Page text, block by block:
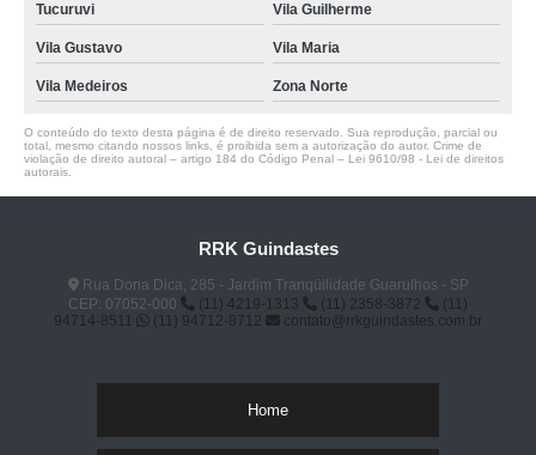
Tucuruvi Vila Guilherme
Vila Gustavo Vila Maria
Vila Medeiros Zona Norte
O conteúdo do texto desta página é de direito reservado. Sua reprodução, parcial ou
total, mesmo citando nossos links, é proibida sem a autorização do autor. Crime de
violação de direito autoral – artigo 184 do Código Penal – Lei 9610/98 - Lei de direitos
autorais
RRK Guindastes
Rua Dona Dica, 285 - Jardim Tranqüilidade Guarulhos - SP
CEP: 07052-000
(11) 4219-1313 (11) 2358-3872
(11)
94714-8511
(11) 94712-8712 contato@rrkguindastes.com.br
Home